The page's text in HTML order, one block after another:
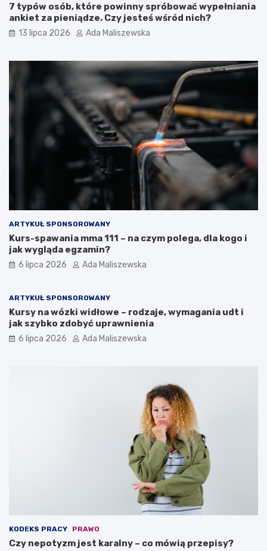
7 typów osób, które powinny spróbować wypełniania
ankiet za pieniądze. Czy jesteś wśród nich?
13 lipca 2026 Ada Maliszewska
ARTYKUŁ SPONSOROWANY
Kurs-spawania mma 111 – na czym polega, dla kogo i
jak wygląda egzamin?
6 lipca 2026 Ada Maliszewska
ARTYKUŁ SPONSOROWANY
Kursy na wózki widłowe – rodzaje, wymagania udt i
jak szybko zdobyć uprawnienia
6 lipca 2026 Ada Maliszewska
KODEKS PRACY PRAWO
Czy nepotyzm jest karalny – co mówią przepisy?